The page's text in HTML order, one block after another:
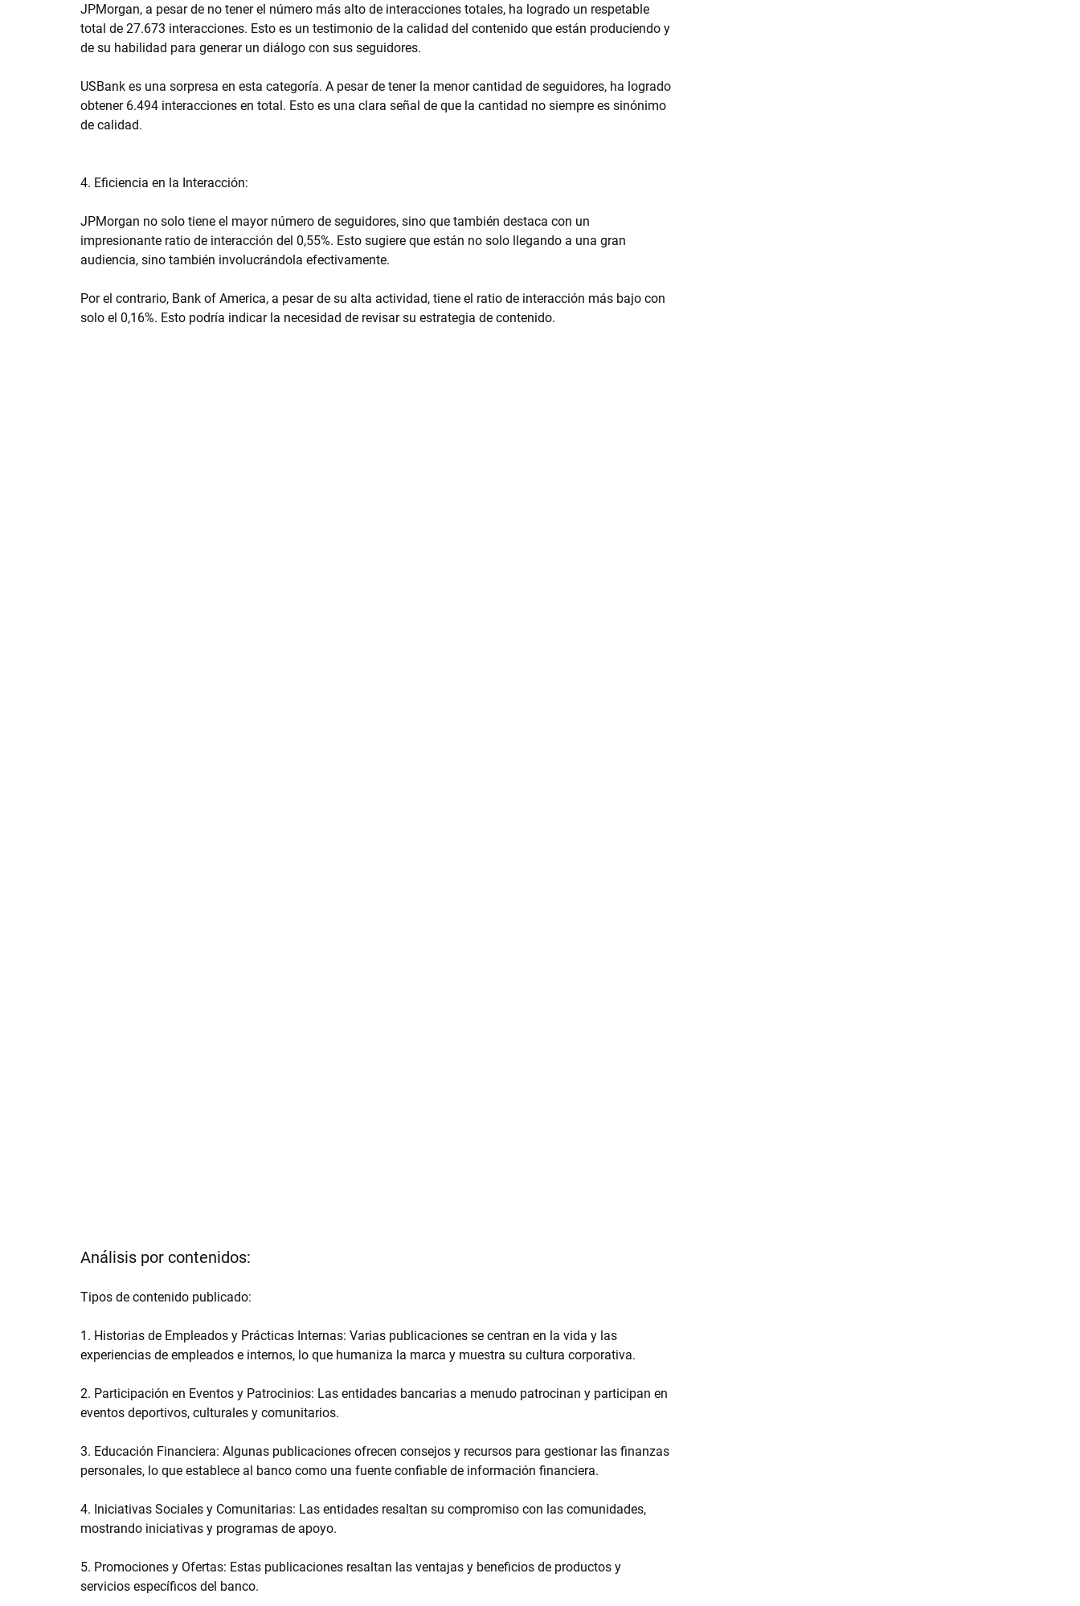
JPMorgan, a pesar de no tener el número más alto de interacciones totales, ha logrado un respetable
total de 27.673 interacciones. Esto es un testimonio de la calidad del contenido que están produciendo y
de su habilidad para generar un diálogo con sus seguidores.
USBank es una sorpresa en esta categoría. A pesar de tener la menor cantidad de seguidores, ha logrado
obtener 6.494 interacciones en total. Esto es una clara señal de que la cantidad no siempre es sinónimo
de calidad.
4. Eficiencia en la Interacción:
JPMorgan no solo tiene el mayor número de seguidores, sino que también destaca con un
impresionante ratio de interacción del 0,55%. Esto sugiere que están no solo llegando a una gran
audiencia, sino también involucrándola efectivamente.
Por el contrario, Bank of America, a pesar de su alta actividad, tiene el ratio de interacción más bajo con
solo el 0,16%. Esto podría indicar la necesidad de revisar su estrategia de contenido.
Análisis por contenidos:
Tipos de contenido publicado:
1. Historias de Empleados y Prácticas Internas: Varias publicaciones se centran en la vida y las
experiencias de empleados e internos, lo que humaniza la marca y muestra su cultura corporativa.
2. Participación en Eventos y Patrocinios: Las entidades bancarias a menudo patrocinan y participan en
eventos deportivos, culturales y comunitarios.
3. Educación Financiera: Algunas publicaciones ofrecen consejos y recursos para gestionar las finanzas
personales, lo que establece al banco como una fuente confiable de información financiera.
4. Iniciativas Sociales y Comunitarias: Las entidades resaltan su compromiso con las comunidades,
mostrando iniciativas y programas de apoyo.
5. Promociones y Ofertas: Estas publicaciones resaltan las ventajas y beneficios de productos y
servicios específicos del banco.